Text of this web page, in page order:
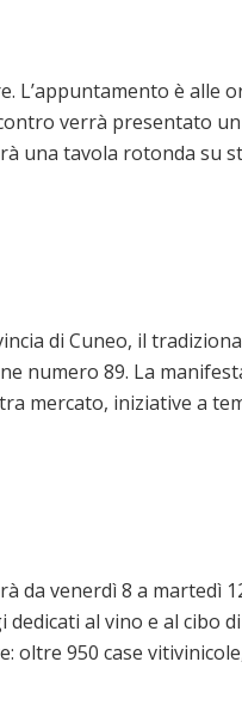
L’appuntamento è alle
verrà presentato
una tavola rotonda su
di Cuneo, il
numero 89. La
mercato, iniziative a
da venerdì 8 a martedì
al vino e al cibo
oltre 950 case